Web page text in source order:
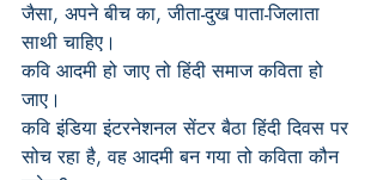
जैसा, अपने बीच का, जीता-दुख पाता-जिलाता
साथी चाहिए।
कवि आदमी हो जाए तो हिंदी समाज कविता हो
जाए।
कवि इंडिया इंटरनेशनल सेंटर बैठा हिंदी दिवस पर
सोच रहा है, वह आदमी बन गया तो कविता कौन